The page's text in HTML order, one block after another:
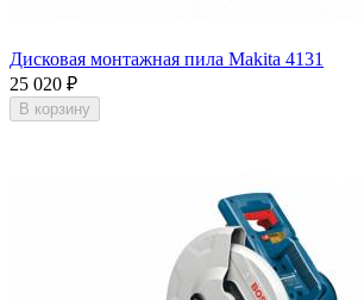
Дисковая монтажная пила Makita 4131
25 020 ₽
В корзину